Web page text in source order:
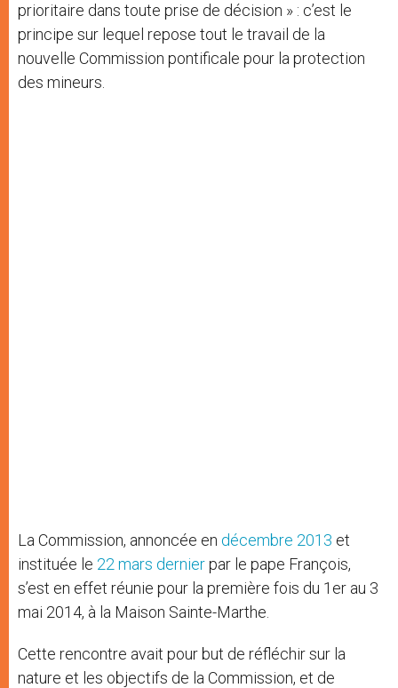
prioritaire dans toute prise de décision » : c’est le
principe sur lequel repose tout le travail de la
nouvelle Commission pontificale pour la protection
des mineurs.
La Commission, annoncée en décembre 2013 et
instituée le 22 mars dernierpar le pape François,
s’est en effet réunie pour la première fois du 1er au 3
mai 2014, à la Maison Sainte-Marthe.
Cette rencontre avait pour but de réfléchir sur la
nature et les objectifs de la Commission, et de